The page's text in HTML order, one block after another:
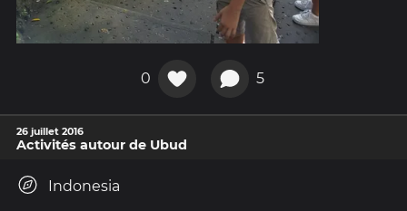
0 5
26 juillet 2016
Activités autour de Ubud
Indonesia